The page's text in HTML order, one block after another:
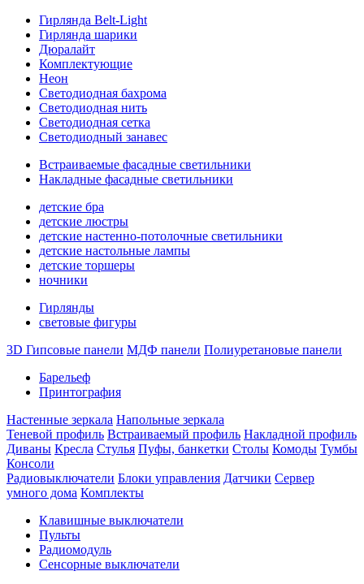
Гирлянда Belt-Light
Гирлянда шарики
Дюралайт
Комплектующие
Неон
Светодиодная бахрома
Светодиодная нить
Светодиодная сетка
Светодиодный занавес
Встраиваемые фасадные светильники
Накладные фасадные светильники
детские бра
детские люстры
детские настенно-потолочные светильники
детские настольные лампы
детские торшеры
ночники
Гирлянды
световые фигуры
3D Гипсовые панели МДФ панели Полиуретановые панели
Барельеф
Принтография
Настенные зеркала Напольные зеркала
Теневой профиль Встраиваемый профиль Накладной профиль
Диваны Кресла Стулья Пуфы, банкетки Столы Комоды Тумбы
Консоли
Радиовыключатели Блоки управления Датчики Сервер
умного дома Комплекты
Клавишные выключатели
Пульты
Радиомодуль
Сенсорные выключатели